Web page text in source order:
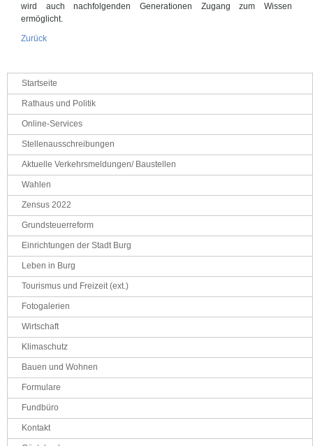
wird auch nachfolgenden Generationen Zugang zum Wissen
ermöglicht.
Zurück
Navigation
überspringen
Startseite
Rathaus und Politik
Online-Services
Stellenausschreibungen
Aktuelle Verkehrsmeldungen/ Baustellen
Wahlen
Zensus 2022
Grundsteuerreform
Einrichtungen der Stadt Burg
Leben in Burg
Tourismus und Freizeit (ext.)
Fotogalerien
Wirtschaft
Klimaschutz
Bauen und Wohnen
Formulare
Fundbüro
Kontakt